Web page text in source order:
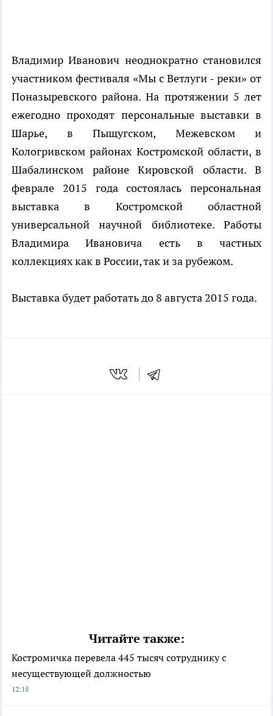
Владимир Иванович неоднократно становился
участником фестиваля «Мы с Ветлуги - реки» от
Поназыревского района. На протяжении 5 лет
ежегодно проходят персональные выставки в
Шарье, в Пыщугском, Межевском и
Кологривском районах Костромской области, в
Шабалинском районе Кировской области. В
феврале 2015 года состоялась персональная
выставка в Костромской областной
универсальной научной библиотеке. Работы
Владимира Ивановича есть в частных
коллекциях как в России, так и за рубежом.
Выставка будет работать до 8 августа 2015 года.
Читайте также:
Костромичка перевела 445 тысяч сотруднику с
несуществующей должностью
12:15